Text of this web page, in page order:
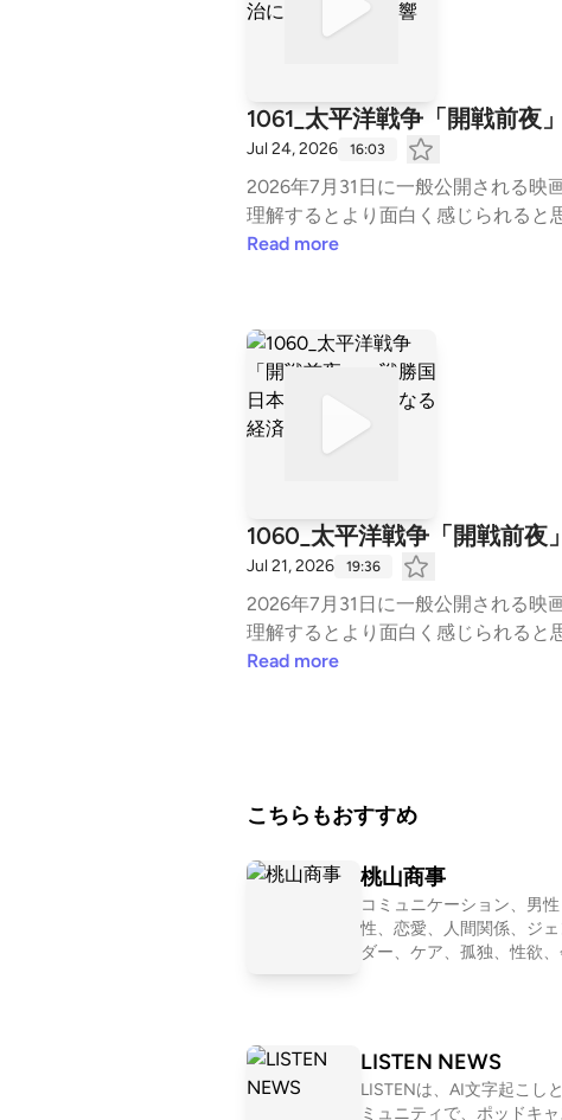
1061_太平洋戦争「開戦前夜
Jul 24, 2026 16:03
2026年7月31日に一般公開される映
理解するとより面白く感じられると
強かったのか」を理解する上で大切
Read more
1060_太平洋戦争「開戦前夜
Jul 21, 2026 19:36
2026年7月31日に一般公開される映
理解するとより面白く感じられると
になったのか」を理解する上で大切
Read more
こちらもおすすめ
桃山商事
コミュニケーション、男性
性、恋愛、人間関係、ジェ
ダー、ケア、孤独、性欲、
dcastです。2011〜2016年
「二軍ラジオ」
LISTEN NEWS
LISTENは、AI文字起こし
ミュニティで、ポッドキャ